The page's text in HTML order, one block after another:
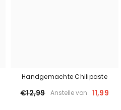
Handgemachte Chilipaste
€12,99 Anstelle von 11,99